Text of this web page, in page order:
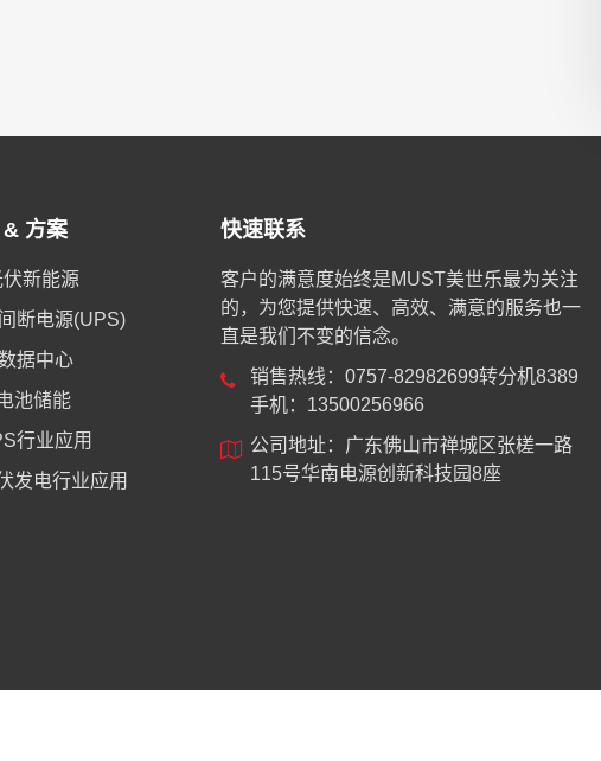
方案
伏新能源
断电源(UPS)
据中心
池储能
行业应用
发电行业应用
快速联系
客户的满意度始终是MUST美世乐最为关注
的，为您提供快速、高效、满意的服务也一
直是我们不变的信念。
销售热线：0757-82982699转分机8389
手机：13500256966
公司地址：广东佛山市禅城区张槎一路
115号华南电源创新科技园8座